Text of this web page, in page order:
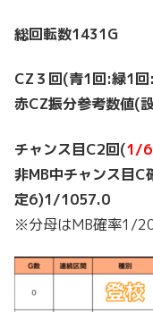
総回転数1431G
CZ３回(青1回:緑1回:
赤CZ振分参考数値(
チャンス目C2回(1/
非MB中チャンス目
定6)1/1057.0
※分母はMB確率1/